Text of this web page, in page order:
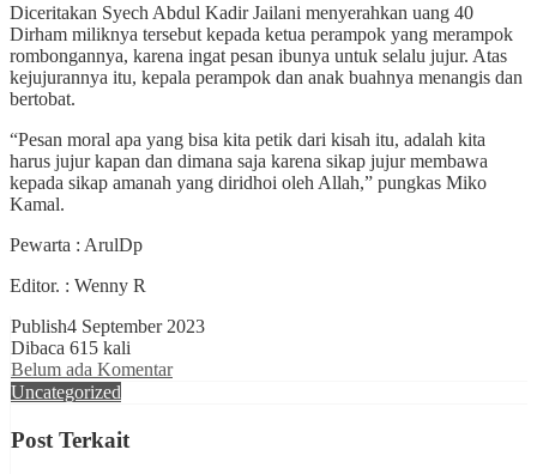
Diceritakan Syech Abdul Kadir Jailani menyerahkan uang 40
Dirham miliknya tersebut kepada ketua perampok yang merampok
rombongannya, karena ingat pesan ibunya untuk selalu jujur. Atas
kejujurannya itu, kepala perampok dan anak buahnya menangis dan
bertobat.
“Pesan moral apa yang bisa kita petik dari kisah itu, adalah kita
harus jujur kapan dan dimana saja karena sikap jujur membawa
kepada sikap amanah yang diridhoi oleh Allah,” pungkas Miko
Kamal.
Pewarta : ArulDp
Editor. : Wenny R
Publish4 September 2023
Dibaca 615 kali
Belum ada Komentar
Uncategorized
Post Terkait